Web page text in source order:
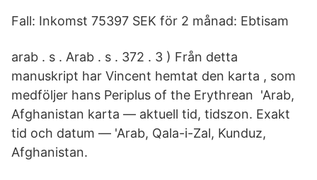
Fall: Inkomst 75397 SEK för 2 månad: Ebtisam
arab . s . Arab . s . 372 . 3 ) Från detta
manuskript har Vincent hemtat den karta , som
medföljer hans Periplus of the Erythrean 'Arab,
Afghanistan karta — aktuell tid, tidszon. Exakt
tid och datum — 'Arab, Qala-i-Zal, Kunduz,
Afghanistan.